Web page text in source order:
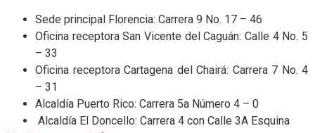
Sede principal Florencia: Carrera 9 No. 17 – 46
Oficina receptora San Vicente del Caguán: Calle 4 No. 5
– 33
Oficina receptora Cartagena del Chairá: Carrera 7 No. 4
– 31
Alcaldía Puerto Rico: Carrera 5a Número 4 – 0
Alcaldía El Doncello: Carrera 4 con Calle 3A Esquina